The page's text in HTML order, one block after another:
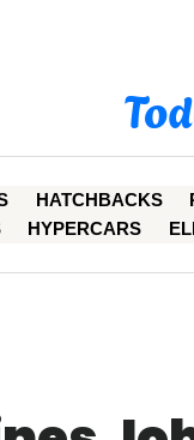
HATCHBACKS
HYPERCARS